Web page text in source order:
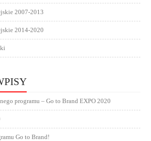
2007-2013
2014-2020
programu – Go to Brand EXPO 2020
Go to Brand!